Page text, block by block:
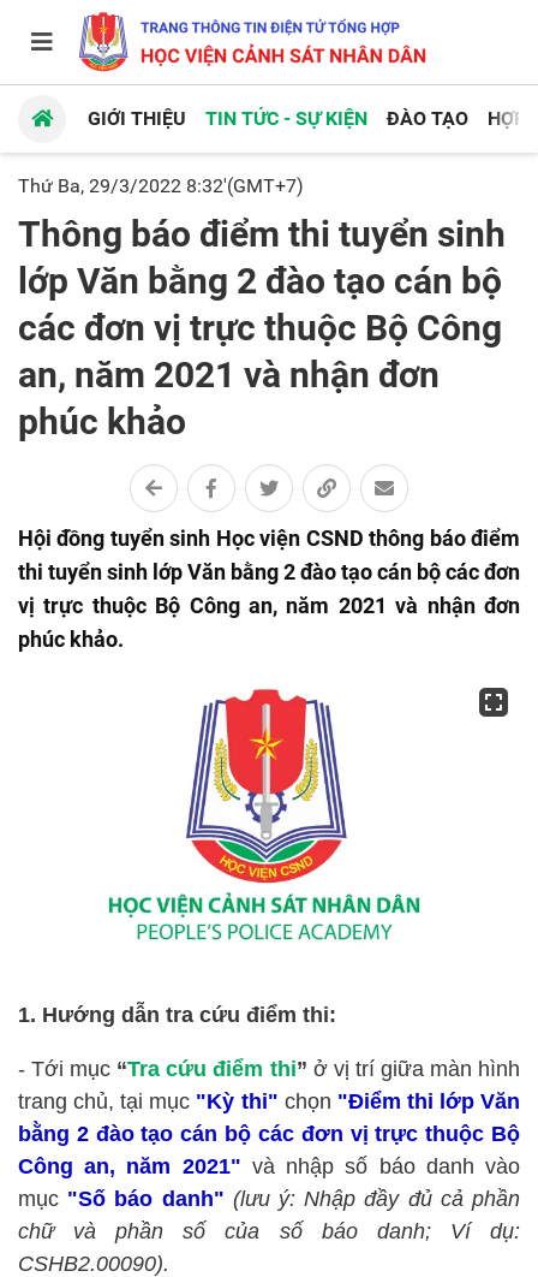
GIỚI THIỆU TIN TỨC - SỰ KIỆN ĐÀO TẠO HỢP
Thứ Ba, 29/3/2022 8:32'(GMT+7)
Thông báo điểm thi tuyển sinh
lớp Văn bằng 2 đào tạo cán bộ
các đơn vị trực thuộc Bộ Công
an, năm 2021 và nhận đơn
phúc khảo
Hội đồng tuyển sinh Học viện CSND thông báo điểm
thi tuyển sinh lớp Văn bằng 2 đào tạo cán bộ các đơn
vị trực thuộc Bộ Công an, năm 2021 và nhận đơn
phúc khảo.
1. Hướng dẫn tra cứu điểm thi:
- Tới mục “Tra cứu điểm thi” ở vị trí giữa màn hình
trang chủ, tại mục "Kỳ thi" chọn "Điểm thi lớp Văn
bằng 2 đào tạo cán bộ các đơn vị trực thuộc Bộ
Công an, năm 2021" và nhập số báo danh vào
mục "Số báo danh" (lưu ý: Nhập đầy đủ cả phần
chữ và phần số của số báo danh; Ví dụ:
CSHB2.00090).